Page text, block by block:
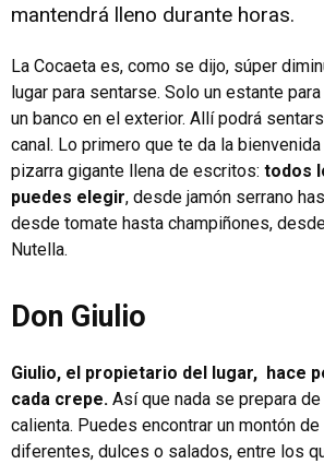
mantendrá lleno durante horas.
La Cocaeta es, como se dijo, súper
lugar para sentarse. Solo un estante
un banco en el exterior. Allí podrá
canal. Lo primero que te da la
pizarra gigante llena de escritos: todos
puedes elegir, desde jamón serrano
desde tomate hasta champiñones,
Nutella.
Don Giulio
Giulio, el propietario del lugar, hace
cada crepe. Así que nada se prepara
calienta. Puedes encontrar un montón
diferentes, dulces o salados, entre los